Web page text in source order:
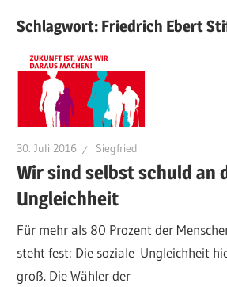
Schlagwort: Friedrich Ebert
30. Juli 2016 Siegfried
Wir sind selbst schuld an
Ungleichheit
Für mehr als 80 Prozent der
steht fest: Die soziale Ungleichheit
groß. Die Wähler der